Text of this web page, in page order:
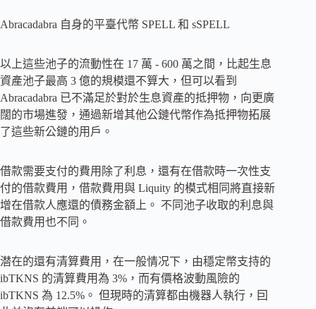
Abracadabra 自身的平臺代幣 SPELL 和 sSPELL
以上這些池子的流動性在 17 萬 - 600 萬之間，比起生息
資產池子最高 3 億的規模還不算大，但可以看到
Abracadabra 已不滿足於對於生息資產的抵押物，向更廣
闊的市場進發，通過新增其他公鏈代幣作為抵押物拓展
了這些新公鏈的用戶。
借款需要支付的費用除了利息，還有在借款時一次性支
付的借款費用，借款費用與 Liquity 的模式相同將直接新
增在借款人應還的債務金額上。 不同池子收取的利息與
借款費用也不同。
潜在的還有清算費用，在一般情况下，由穩定幣支持的
ibTKNS 的清算費用為 3%，而有價格波動風險的
ibTKNS 為 12.5%。 但現時的清算都由機器人執行，囙